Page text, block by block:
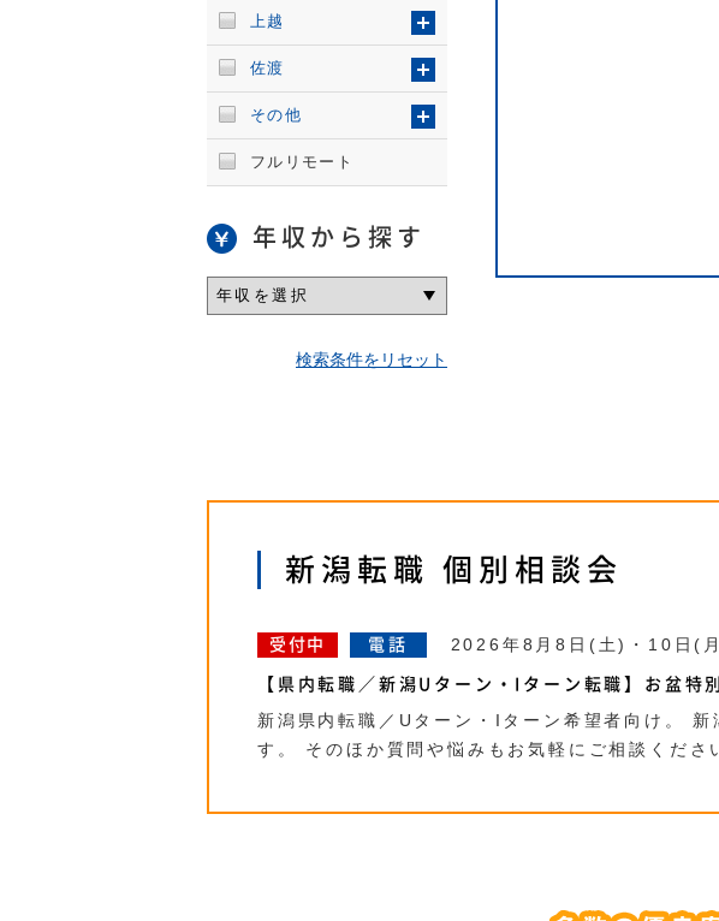
上越
佐渡
その他
フルリモート
年収から探す
検索条件をリセット
新潟転職 個別相談会
受付中 電話 2026年8月8日(土)・10日(
【県内転職／新潟Uターン・Iターン転職】お
新潟県内転職／Uターン・Iターン希望者向け。
す。 そのほか質問や悩みもお気軽にご相談くださ